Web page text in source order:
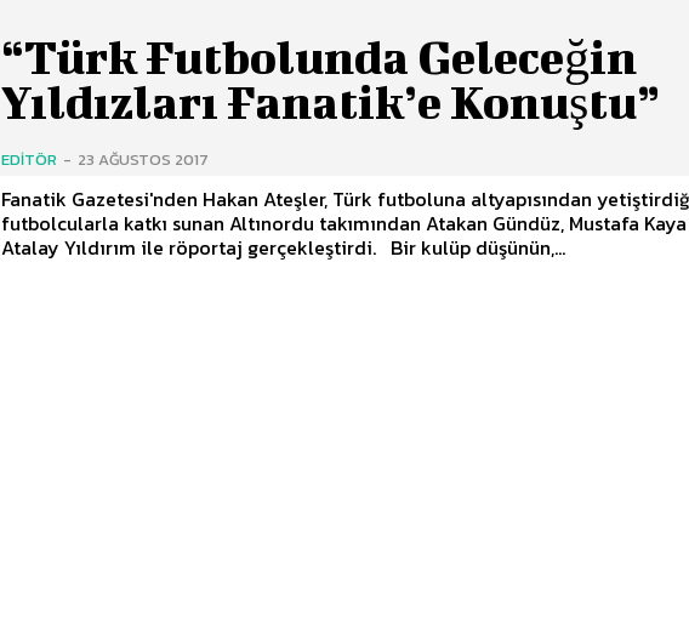
“Türk Futbolunda Geleceğin
Yıldızları Fanatik’e Konuştu”
EDITÖR - 23 AĞUSTOS 2017
Fanatik Gazetesi'nden Hakan Ateşler, Türk futboluna altyapısından
futbolcularla katkı sunan Altınordu takımından Atakan Gündüz, Mustafa
Atalay Yıldırım ile röportaj gerçekleştirdi. Bir kulüp düşünün,...